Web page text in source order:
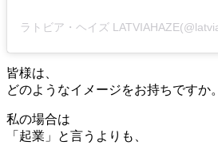
皆様は、
どのようなイメージをお持ちですか。
私の場合は
「起業」と言うよりも、